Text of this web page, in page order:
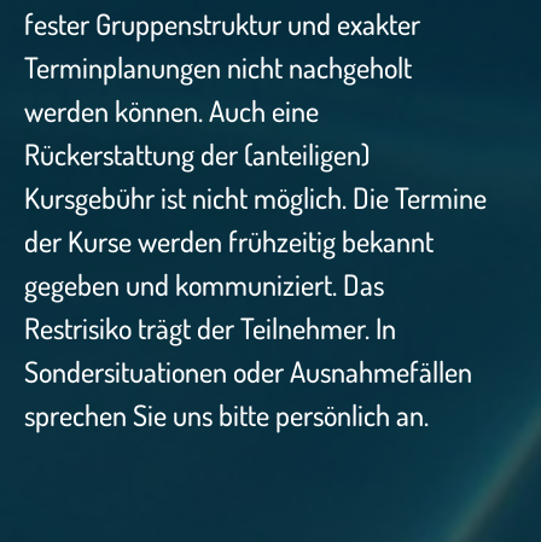
fester Gruppenstruktur und exakter
Terminplanungen nicht nachgeholt
werden können. Auch eine
Rückerstattung der (anteiligen)
Kursgebühr ist nicht möglich. Die Termine
der Kurse werden frühzeitig bekannt
gegeben und kommuniziert. Das
Restrisiko trägt der Teilnehmer. In
Sondersituationen oder Ausnahmefällen
sprechen Sie uns bitte persönlich an.